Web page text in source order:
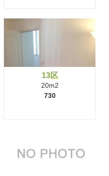
13区
20m2
730